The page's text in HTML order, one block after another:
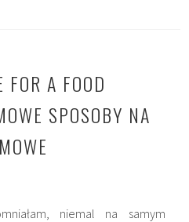
A FOOD
SPOSOBY NA
niemal na samym